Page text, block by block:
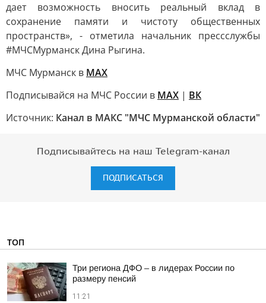
дает возможность вносить реальный вклад в
сохранение памяти и чистоту общественных
пространств», - отметила начальник прессслужбы
#МЧСМурманск Дина Рыгина.
МЧС Мурманск в МАХ
Подписывайся на МЧС России в MAX | ВК
Источник: Канал в МАКС "МЧС Мурманской области"
Подписывайтесь на наш Telegram-канал
ПОДПИСАТЬСЯ
ТОП
Три региона ДФО – в лидерах России по
размеру пенсий
11:21